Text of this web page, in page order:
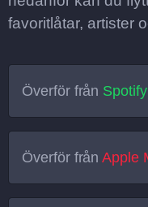
favoritlåtar, artister
Överför från Spotify
Överför frånApple